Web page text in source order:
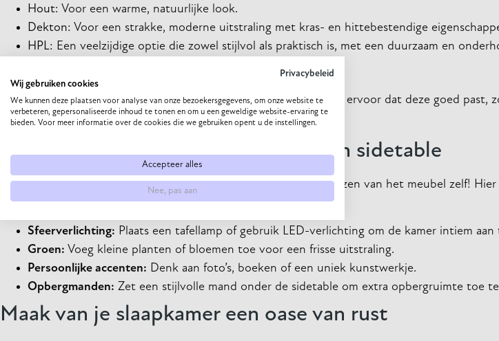
Hout: Voor een warme, natuurlijke look.
Dekton: Voor een strakke, moderne uitstraling met kras- en hittebestendige
HPL: Een veelzijdige optie die zowel stijlvol als praktisch is, met een duurzaam en
Meet de beschikbare ruimte voordat je een sidetable koopt. Zorg ervoor dat deze goed past,
overweldigen.
Inspiratie voor het decoreren van een sidetable
Het stylingproces van een sidetable kan even leuk zijn als het kiezen van het meubel zelf!
een persoonlijke touch te geven:
Sfeerverlichting: Plaats een tafellamp of gebruik LED-verlichting om de kamer intiem aan
Groen: Voeg kleine planten of bloemen toe voor een frisse uitstraling.
Persoonlijke accenten: Denk aan foto’s, boeken of een uniek kunstwerkje.
Opbergmanden: Zet een stijlvolle mand onder de sidetable om extra opbergruimte toe
Maak van je slaapkamer een oase van rust
Privacybeleid
Wij gebruiken cookies
We kunnen deze plaatsen voor analyse van onze bezoekersgegevens, om onze website te
verbeteren, gepersonaliseerde inhoud te tonen en om u een geweldige website-ervaring te
bieden. Voor meer informatie over de cookies die we gebruiken opent u de instellingen.
Accepteer alles
Nee, pas aan